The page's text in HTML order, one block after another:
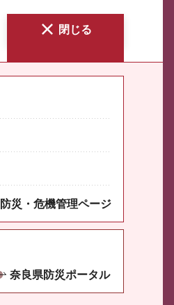
閉じる
防災・危機管理ページ
奈良県防災ポータル